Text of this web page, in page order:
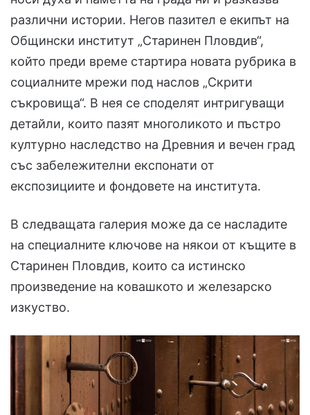
различни истории. Негов пазител е екипът на
Общински институт „Старинен Пловдив“,
който преди време стартира новата рубрика в
социалните мрежи под наслов „Скрити
съкровища“. В нея се споделят интригуващи
детайли, които пазят многоликото и пъстро
културно наследство на Древния и вечен град
със забележителни експонати от
експозициите и фондовете на института.
В следващата галерия може да се насладите
на специалните ключове на някои от къщите в
Старинен Пловдив, които са истинско
произведение на ковашкото и железарско
изкуство.